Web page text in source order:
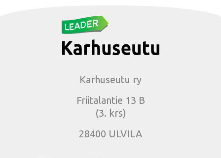
Karhuseutu ry
Friitalantie 13 B
(3. krs)
28400 ULVILA